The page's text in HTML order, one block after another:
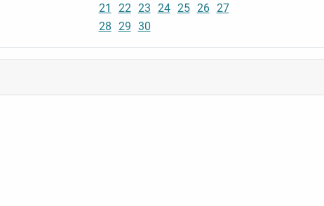
21
22 23 24 25 26 27
28 29 30